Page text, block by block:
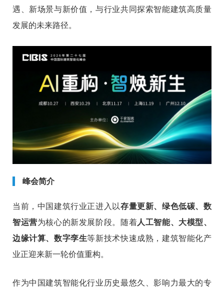
遇、新场景与新价值，与行业共同探索智能建筑高质量
发展的未来路径。
峰会简介
当前，中国建筑行业正进入以存量更新、绿色低碳、数
智运营为核心的新发展阶段。随着人工智能、大模型、
边缘计算、数字孪生等新技术快速成熟，建筑智能化产
业正迎来新一轮价值重构。
作为中国建筑智能化行业历史最悠久、影响力最大的专